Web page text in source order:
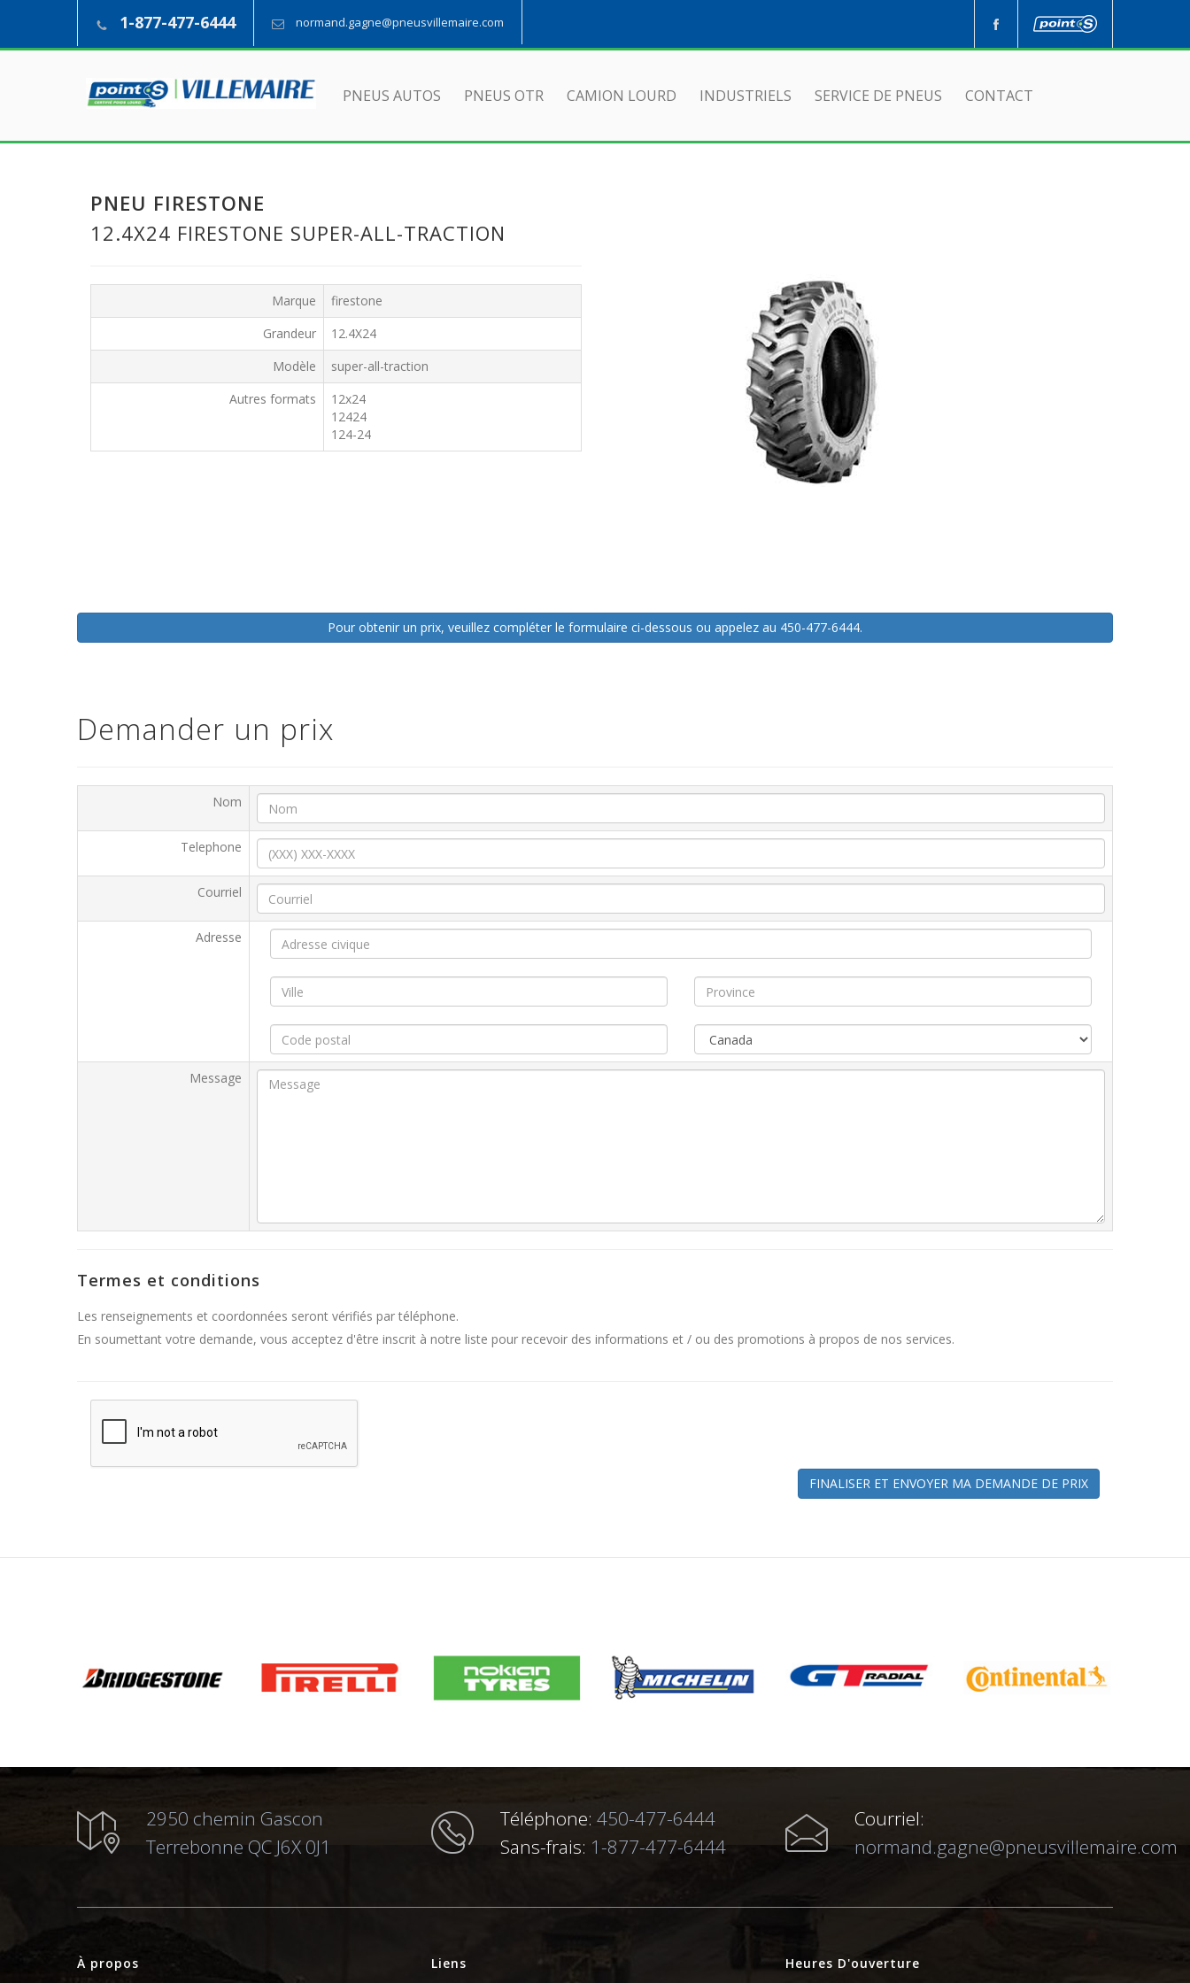
1-877-477-6444 normand.gagne@pneusvillemaire.com
PNEUS AUTOS PNEUS OTR CAMION LOURD INDUSTRIELS SERVICE DE PNEUS CONTACT
PNEU FIRESTONE
12.4X24 FIRESTONE SUPER-ALL-TRACTION
Marque
firestone
Grandeur
12.4X24
Modèle
super-all-traction
Autres formats
12x24
12424
124-24
Pour obtenir un prix, veuillez compléter le formulaire ci-dessous ou appelez au 450-477-6444.
Demander un prix
Nom
Telephone
Courriel
Adresse
Message
Termes et conditions
Les renseignements et coordonnées seront vérifiés par téléphone.
En soumettant votre demande, vous acceptez d'être inscrit à notre liste pour recevoir des informations et / ou des promotions à propos de nos services.
FINALISER ET ENVOYER MA DEMANDE DE PRIX
2950 chemin Gascon
Terrebonne QC J6X 0J1
Téléphone: 450-477-6444
Sans-frais: 1-877-477-6444
Courriel:
normand.gagne@pneusvillemaire.com
À propos Liens Heures D'ouverture